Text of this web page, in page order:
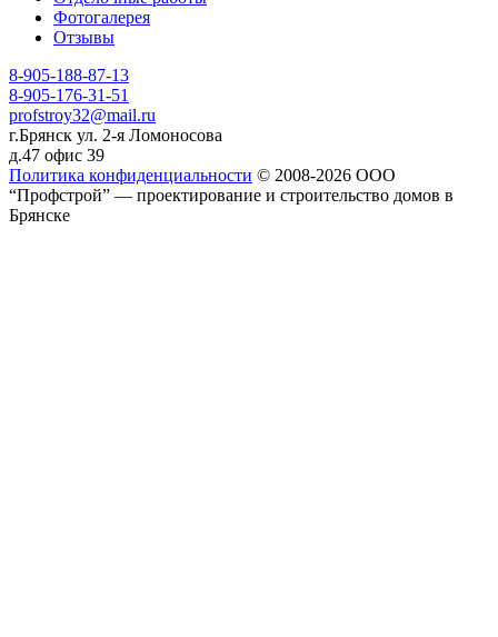
Фотогалерея
Отзывы
8-905-188-87-13
8-905-176-31-51
profstroy32@mail.ru
г.Брянск ул. 2-я Ломоносова
д.47 офис 39
Политика конфиденциальности © 2008-2026 ООО
“Профстрой” — проектирование и строительство домов в
Брянске